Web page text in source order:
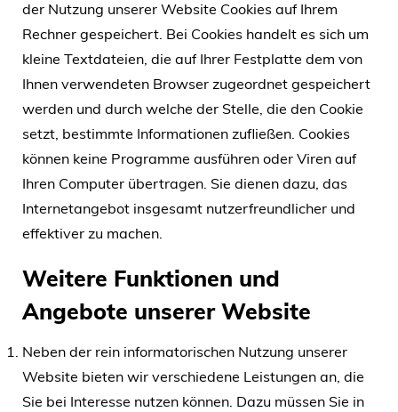
der Nutzung unserer Website Cookies auf Ihrem
Rechner gespeichert. Bei Cookies handelt es sich um
kleine Textdateien, die auf Ihrer Festplatte dem von
Ihnen verwendeten Browser zugeordnet gespeichert
werden und durch welche der Stelle, die den Cookie
setzt, bestimmte Informationen zufließen. Cookies
können keine Programme ausführen oder Viren auf
Ihren Computer übertragen. Sie dienen dazu, das
Internetangebot insgesamt nutzerfreundlicher und
effektiver zu machen.
Weitere Funktionen und
Angebote unserer Website
Neben der rein informatorischen Nutzung unserer
Website bieten wir verschiedene Leistungen an, die
Sie bei Interesse nutzen können. Dazu müssen Sie in